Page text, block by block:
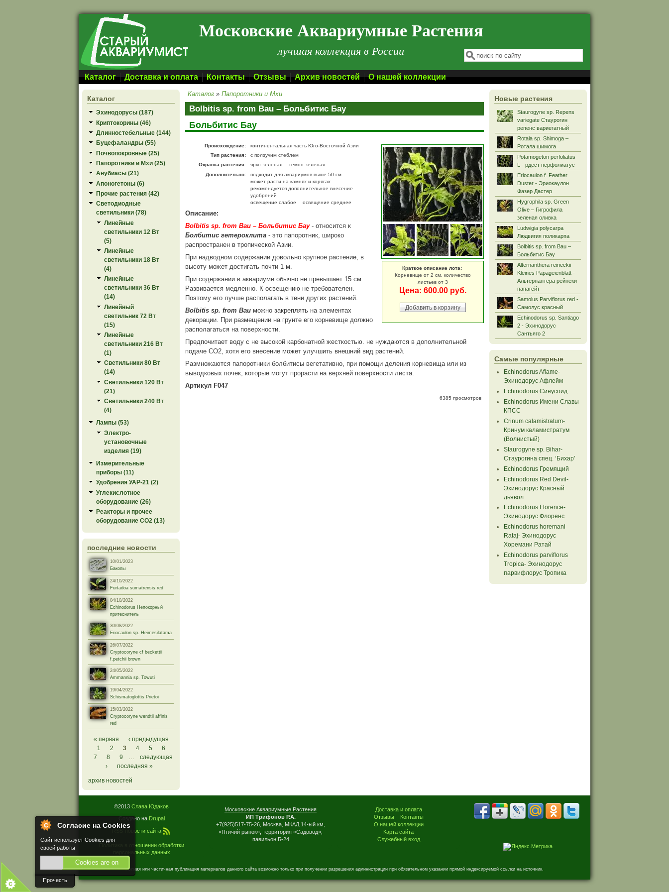
Согласие на Cookies
Сайт использует Cookies для
своей работы
Cookies are on
Прочесть
Перейти к основному содержанию Московские Аквариумные Растения
лучшая коллекция в России Форма поиска
Поиск
Каталог Доставка и оплата Контакты Отзывы Архив новостей О нашей коллекции
Каталог
Эхинодорусы (187)
Криптокорины (46)
Длинностебельные (144)
Буцефаландры (55)
Почвопокровные (25)
Папоротники и Мхи (25)
Анубиасы (21)
Апоногетоны (6)
Прочие растения (42)
Светодиодные
светильники (78)
Линейные
светильники 12 Вт
(5)
Линейные
светильники 18 Вт
(4)
Линейные
светильники 36 Вт
(14)
Линейный
светильник 72 Вт
(15)
Линейные
светильники 216 Вт
(1)
Светильники 80 Вт
(14)
Светильники 120 Вт
(21)
Светильники 240 Вт
(4)
Лампы (53)
Электро-
установочные
изделия (19)
Измерительные
приборы (11)
Удобрения УАР-21 (2)
Углекислотное
оборудование (26)
Реакторы и прочее
оборудование СО2 (13)
последние новости
10/01/2023
Бакопы
24/10/2022
Furtadoa sumatrensis red
04/10/2022
Echinodorus Непокорный
притеснитель
30/08/2022
Eriocaulon sp. Heimesilatama
26/07/2022
Cryptocoryne cf beckettii
f.petchii brown
24/05/2022
Ammannia sp. Towuti
19/04/2022
Schismatoglottis Prietoi
15/03/2022
Cryptocoryne wendtii affinis
red
« первая
‹ предыдущая
1
2 3 4 5
6
7
8 9
следующая
›
последняя »
архив новостей
Каталог »Папоротники и Мхи
Bolbitis sp. from Bau – Больбитис Бау
Больбитис Бау
Краткое описание лота:
Корневище от 2 см, количество
листьев от 3
Цена: 600.00 руб.
Происхождение:
континентальная часть Юго-Восточной Азии
Тип растения:
с ползучим стеблем
Окраска растения:
ярко-зеленая
темно-зеленая
Дополнительно:
подходит для аквариумов выше 50 см
может расти на камнях и корягах
рекомендуется дополнительное внесение
удобрений
освещение слабое
освещение среднее
Описание:
Bolbitis sp. from Bau – Больбитис Бау- относится к
Болбитис гетероклита - это папоротник, широко
распространен в тропической Азии.
При надводном содержании довольно крупное растение, в
высоту может достигать почти 1 м.
При содержании в аквариуме обычно не превышает 15 см.
Развивается медленно. К освещению не требователен.
Поэтому его лучше располагать в тени других растений.
Bolbitis sp. from Bau можно закреплять на элементах
декорации. При размещении на грунте его корневище должно
располагаться на поверхности.
Предпочитает воду c не высокой карбонатной жесткостью. не нуждаются в дополнительной
подаче СО2, хотя его внесение может улучшить внешний вид растений.
Размножаются папоротники болбитисы вегетативно, при помощи деления корневища или из
выводковых почек, которые могут прорасти на верхней поверхности листа.
Артикул F047
6385 просмотров
Новые растения
Staurogyne sp. Repens
variegate Стаурогин
репенс вариегатный
Rotala sp. Shimoga –
Ротала шимога
Potamogeton perfoliatus
L - рдест перфолиатус
Eriocaulon f. Feather
Duster - Эриокаулон
Фазер Дастер
Hygrophila sp. Green
Olive – Гигрофила
зеленая оливка
Ludwigia polycarpa
Людвигия поликарпа
Bolbitis sp. from Bau –
Больбитис Бау
Alternanthera reineckii
Kleines Papageienblatt -
Альтернантера рейнеки
папагейт
Samolus Parviflorus red -
Самолус красный
Echinodorus sp. Santiago
2 - Эхинодорус
Сантьяго 2
Самые популярные
Echinodorus Aflame-
Эхинодорус Афлейм
Echinodorus Синусоид
Echinodorus Имени Славы
КПСС
Crinum calamistratum-
Кринум каламистратум
(Волнистый)
Staurogyne sp. Bihar-
Стаурогина спец. ‘Бихар’
Echinodorus Гремящий
Echinodorus Red Devil-
Эхинодорус Красный
дьявол
Echinodorus Florence-
Эхинодорус Флоренс
Echinodorus horemani
Rataj- Эхинодорус
Хоремани Ратай
Echinodorus parviflorus
Tropiсa- Эхинодорус
парвифлорус Тропика
©2013 Слава Юдаков
Создано на Drupal
RSS-новости сайта
Политика в отношении обработки
персональных данных
Московские Аквариумные Растения
ИП Трифонов Р.А.
+7(925)517-75-26, Москва, МКАД 14-ый км,
«Птичий рынок», территория «Садовод»,
павильон Б-24
Доставка и оплата
Отзывы
Контакты
О нашей коллекции
Карта сайта
Служебный вход
Полная или частичная публикация материалов данного сайта возможно только при получении разрешения администрации при обязательном указании прямой индексируемой ссылки на источник.